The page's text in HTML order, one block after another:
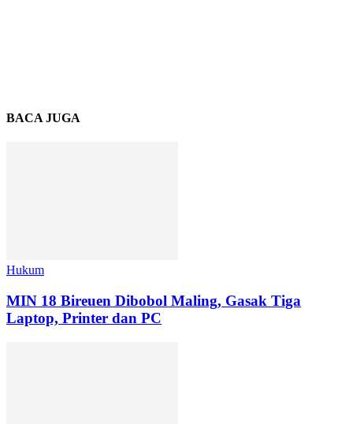
BACA JUGA
Hukum
MIN 18 Bireuen Dibobol Maling, Gasak Tiga
Laptop, Printer dan PC